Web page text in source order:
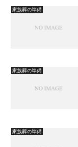
家族葬の準備
家族葬の準備
家族葬の準備